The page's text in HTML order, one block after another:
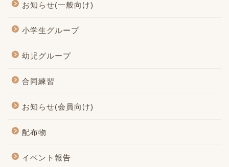
お知らせ(一般向け)
小学生グループ
幼児グループ
合同練習
お知らせ(会員向け)
配布物
イベント報告